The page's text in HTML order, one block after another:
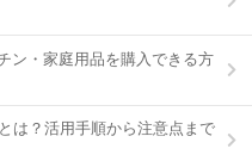
ン・家庭用品を購入できる方
は？活用手順から注意点まで